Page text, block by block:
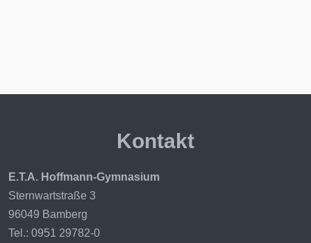
Kontakt
E.T.A. Hoffmann-Gymnasium
Sternwartstraße 3
96049 Bamberg
Tel.: 0951 29782-0